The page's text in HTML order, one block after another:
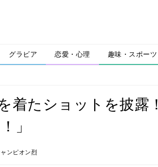
グラビア 恋愛・心理 趣味・スポーツ
着たショットを披露！
」
ンピオン烈